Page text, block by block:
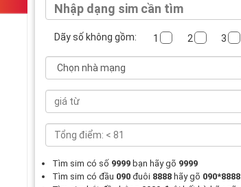
Dãy số không gồm: 1 2 3
Tìm sim có số 9999 bạn hãy gõ 9999
Tìm sim có đầu 090đuôi 8888 hãy gõ 090*8888